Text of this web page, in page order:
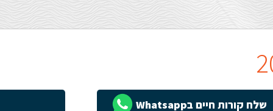
שלח קורות חיים בWhatsapp